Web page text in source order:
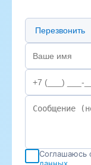
Соглашаюсь